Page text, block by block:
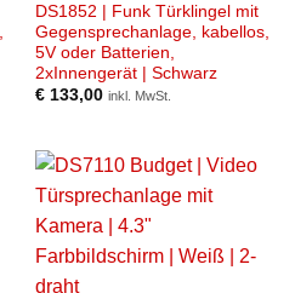
DS1852 | Funk Türklingel mit
Gegensprechanlage, kabellos,
5V oder Batterien,
2xInnengerät | Schwarz
€133,00 inkl. MwSt.